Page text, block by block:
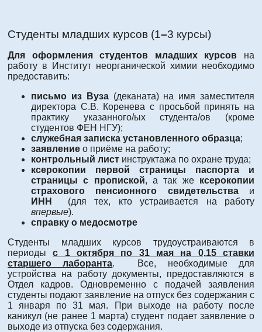
Студенты младших курсов (1–3 курсы)
Для оформления студентов младших курсов на
работу в Институт неорганической химии необходимо
предоставить:
письмо из Вуза(деканата) на имя заместителя
директора С.В. Коренева с просьбой принять на
практику указанного/ых студента/ов (кроме
студентов ФЕН НГУ);
служебная записка установленного образца;
заявление о приёме на работу;
контрольный лист инструктажа по охране труда;
ксерокопии первой страницы паспорта и
страницы с пропиской, а так же ксерокопии
страхового пенсионного свидетельстваи
ИНН
(для тех, кто устраивается на работу
впервые).
справку о медосмотре
Студенты младших курсов трудоустраиваются в
периодыс 1 октября по 31 мая на 0,15 ставки
старшего лаборанта. Все, необходимые для
устройства на работу документы, предоставляются в
Отдел кадров. Одновременно с подачей заявления
студенты подают заявление на отпуск без содержания с
1 января по 31 мая. При выходе на работу после
каникул (не ранее 1 марта) студент подает заявление о
выходе из отпуска без содержания.